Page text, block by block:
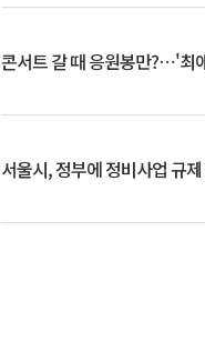
콘서트 갈 때 응원봉만?⋯'최
서울시, 정부에 정비사업 규